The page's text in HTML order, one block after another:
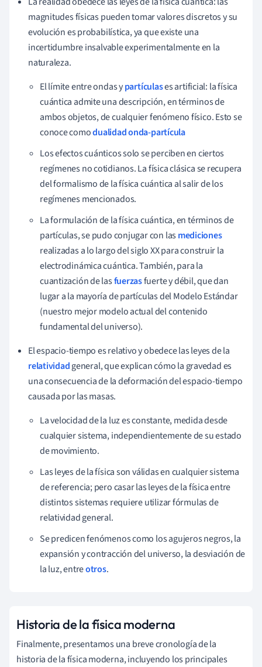
magnitudes físicas pueden tomar valores discretos y su
evolución es probabilística, ya que existe una
incertidumbre insalvable experimentalmente en la
naturaleza.
El límite entre ondas ypartículases artificial: la física
cuántica admite una descripción, en términos de
ambos objetos, de cualquier fenómeno físico. Esto se
conoce comodualidad onda-partícula
Los efectos cuánticos solo se perciben en ciertos
regímenes no cotidianos. La física clásica se recupera
del formalismo de la física cuántica al salir de los
regímenes mencionados.
La formulación de la física cuántica, en términos de
partículas, se pudo conjugar con lasmediciones
realizadas a lo largo del siglo XX para construir la
electrodinámica cuántica. También, para la
cuantización de lasfuerzasfuerte y débil, que dan
lugar a la mayoría de partículas del Modelo Estándar
(nuestro mejor modelo actual del contenido
fundamental del universo).
El espacio-tiempo es relativo y obedece las leyes de la
relatividadgeneral, que explican cómo la gravedad es
una consecuencia de la deformación del espacio-tiempo
causada por las masas.
La velocidad de la luz es constante, medida desde
cualquier sistema, independientemente de su estado
de movimiento.
Las leyes de la física son válidas en cualquier sistema
de referencia; pero casar las leyes de la física entre
distintos sistemas requiere utilizar fórmulas de
relatividad general.
Se predicen fenómenos como los agujeros negros, la
expansión y contracción del universo, la desviación de
la luz, entreotros.
Historia de la física moderna
Finalmente, presentamos una breve cronología de la
historia de la física moderna, incluyendo los principales